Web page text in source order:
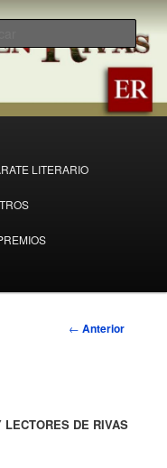
LITERARIO
Navegación
← Anterior
DE RIVAS